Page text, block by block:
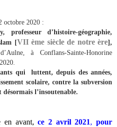
octobre 2020 :
d’histoire-géographie,
[VII ème siècle de notre ère],
à Conflans-Sainte-Honorine
qui luttent, depuis des années,
scolaire, contre la subversion
l’insoutenable.
en avant,ce 2 avril 2021, pour